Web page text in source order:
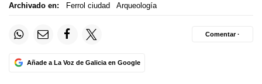
Archivado en: Ferrol ciudad Arqueología
Añade a La Voz de Galicia en Google
Comentar ·